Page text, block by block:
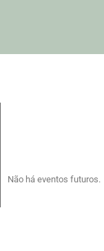
Não há eventos futuros.